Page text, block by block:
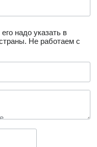
надо указать в
Не работаем с